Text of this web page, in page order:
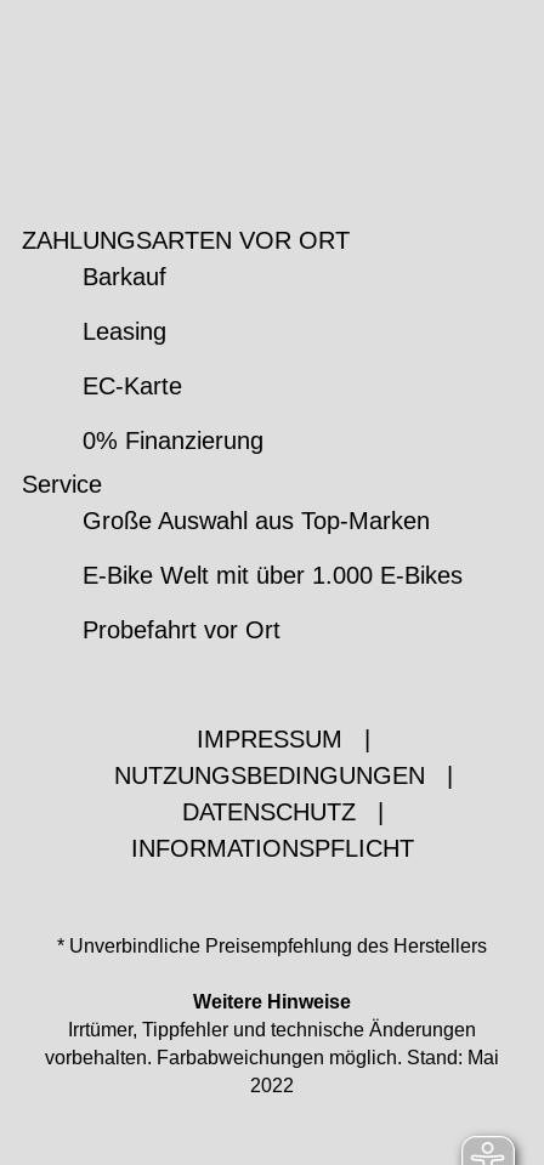
ZAHLUNGSARTEN VOR ORT
Barkauf
Leasing
EC-Karte
0% Finanzierung
Service
Große Auswahl aus Top-Marken
E-Bike Welt mit über 1.000 E-Bikes
Probefahrt vor Ort
IMPRESSUM
NUTZUNGSBEDINGUNGEN
DATENSCHUTZ
INFORMATIONSPFLICHT
* Unverbindliche Preisempfehlung des Herstellers
Weitere Hinweise
Irrtümer, Tippfehler und technische Änderungen
vorbehalten. Farbabweichungen möglich. Stand: Mai
2022